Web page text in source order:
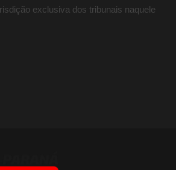
exclusiva dos tribunais naquele